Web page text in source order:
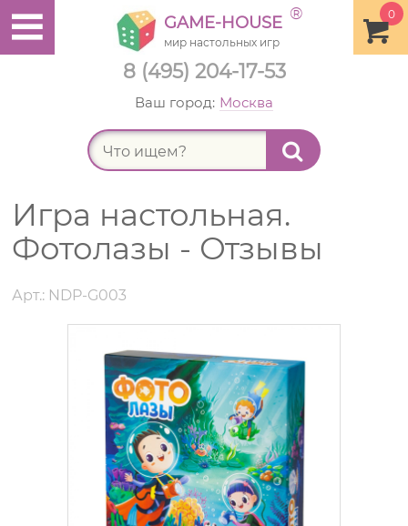
8 (495) 204-17-53
0
GAME-HOUSE ®
мир настольных игр
Ваш город: Москва
Игра настольная.
Фотолазы - Отзывы
Арт.: NDP-G003